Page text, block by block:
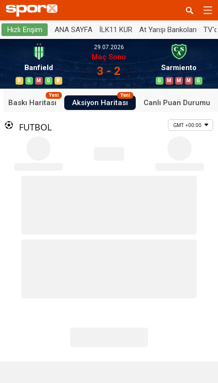
Hızlı Erişim ANA SAYFA İLK11 KUR At Yarışı Bankoları
Banfield
B G M G B
29.07.2026
Maç Sonu
3 - 2 Sarmiento
G M M M G
Baskı Haritası
Yeni
Aksiyon Haritası
Yeni
Canlı Puan Durumu
FUTBOL GMT +00:00